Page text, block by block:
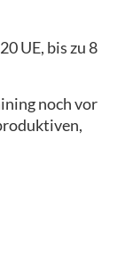
UE, bis zu 8
noch vor